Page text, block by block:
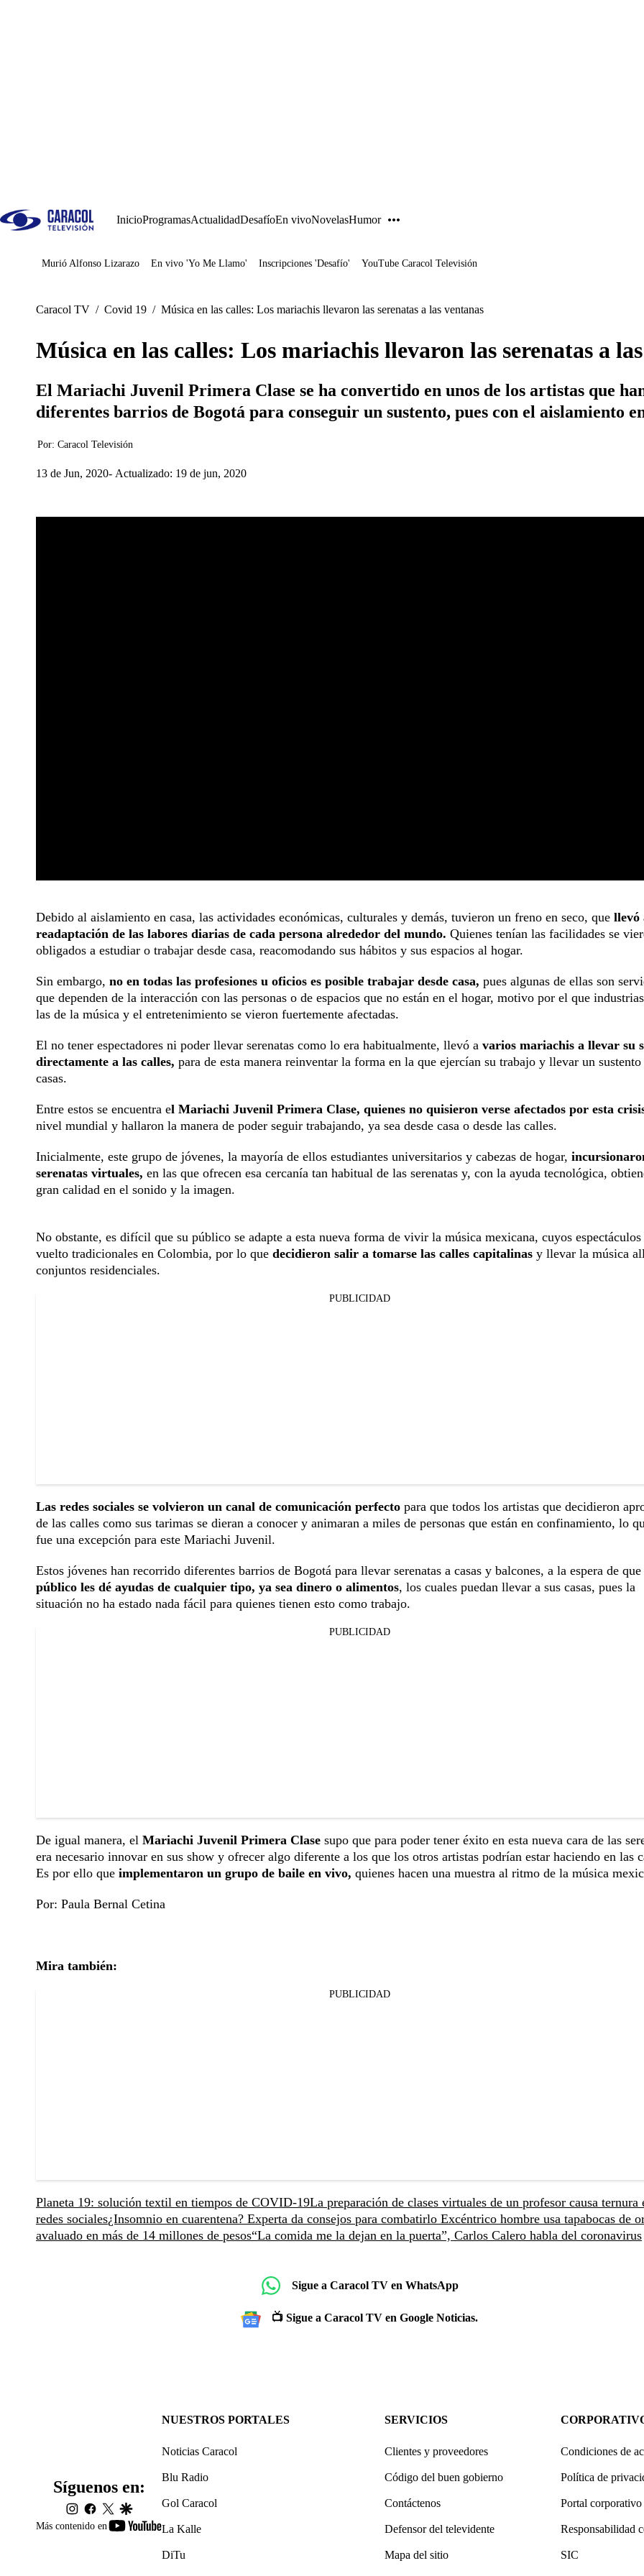
InicioProgramasActualidadDesafíoEn vivoNovelasHumor
Juegos
Murió Alfonso Lizarazo En vivo 'Yo Me Llamo' Inscripciones 'Desafío' YouTube Caracol Televisión
Caracol TV / Covid 19 / Música en las calles: Los mariachis llevaron las serenatas a las ventanas
Música en las calles: Los mariachis llevaron las serenatas a
El Mariachi Juvenil Primera Clase se ha convertido en unos de los artistas que
diferentes barrios de Bogotá para conseguir un sustento, pues con el aislamiento
Por: Caracol Televisión
13 de Jun, 2020 Actualizado: 19 de jun, 2020
Debido al aislamiento en casa, las actividades económicas, culturales y demás, tuvieron un freno en seco, que llevó
readaptación de las labores diarias de cada persona alrededor del mundo. Quienes tenían las facilidades se
obligados a estudiar o trabajar desde casa, reacomodando sus hábitos y sus espacios al hogar.
Sin embargo, no en todas las profesiones u oficios es posible trabajar desde casa, pues algunas de ellas son
que dependen de la interacción con las personas o de espacios que no están en el hogar, motivo por el que
las de la música y el entretenimiento se vieron fuertemente afectadas.
El no tener espectadores ni poder llevar serenatas como lo era habitualmente, llevó a varios mariachis a llevar su
directamente a las calles, para de esta manera reinventar la forma en la que ejercían su trabajo y llevar un sustento
casas.
Entre estos se encuentra el Mariachi Juvenil Primera Clase, quienes no quisieron verse afectados por esta
nivel mundial y hallaron la manera de poder seguir trabajando, ya sea desde casa o desde las calles.
Inicialmente, este grupo de jóvenes, la mayoría de ellos estudiantes universitarios y cabezas de hogar,
serenatas virtuales, en las que ofrecen esa cercanía tan habitual de las serenatas y, con la ayuda tecnológica,
gran calidad en el sonido y la imagen.
No obstante, es difícil que su público se adapte a esta nueva forma de vivir la música mexicana, cuyos espectáculos
vuelto tradicionales en Colombia, por lo que decidieron salir a tomarse las calles capitalinas y llevar la música
conjuntos residenciales.
PUBLICIDAD
Las redes sociales se volvieron un canal de comunicación perfecto para que todos los artistas que decidieron
de las calles como sus tarimas se dieran a conocer y animaran a miles de personas que están en confinamiento, lo
fue una excepción para este Mariachi Juvenil.
Estos jóvenes han recorrido diferentes barrios de Bogotá para llevar serenatas a casas y balcones, a la espera de que
público les dé ayudas de cualquier tipo, ya sea dinero o alimentos, los cuales puedan llevar a sus casas, pues la
situación no ha estado nada fácil para quienes tienen esto como trabajo.
PUBLICIDAD
De igual manera, el Mariachi Juvenil Primera Clase supo que para poder tener éxito en esta nueva cara de las
era necesario innovar en sus show y ofrecer algo diferente a los que los otros artistas podrían estar haciendo en las
Es por ello que implementaron un grupo de baile en vivo, quienes hacen una muestra al ritmo de la música
Por: Paula Bernal Cetina
Mira también:
PUBLICIDAD
Planeta 19: solución textil en tiempos de COVID-19La preparación de clases virtuales de un profesor causa ternura
redes sociales¿Insomnio en cuarentena? Experta da consejos para combatirlo Excéntrico hombre usa tapabocas de
avaluado en más de 14 millones de pesos“La comida me la dejan en la puerta”, Carlos Calero habla del coronavirus
Sigue a Caracol TV en WhatsApp
📺 Sigue a Caracol TV en Google Noticias.
Más contenido en
youtube-
Síguenos en:
instagram
facebook
twittergoogle
NUESTROS PORTALES
Noticias Caracol
Blu Radio
Gol Caracol
La Kalle
DiTu
SERVICIOS
Clientes y proveedores
Código del buen gobierno
Contáctenos
Defensor del televidente
Mapa del sitio
Condiciones de
Política de
Portal corporativo
Responsabilidad
SIC